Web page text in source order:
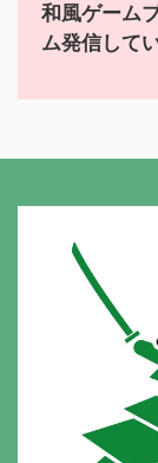
和風ゲーム
ム発信して